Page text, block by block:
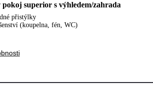
superior s výhledem/zahrada
přistýlky
(koupelna, fén, WC)